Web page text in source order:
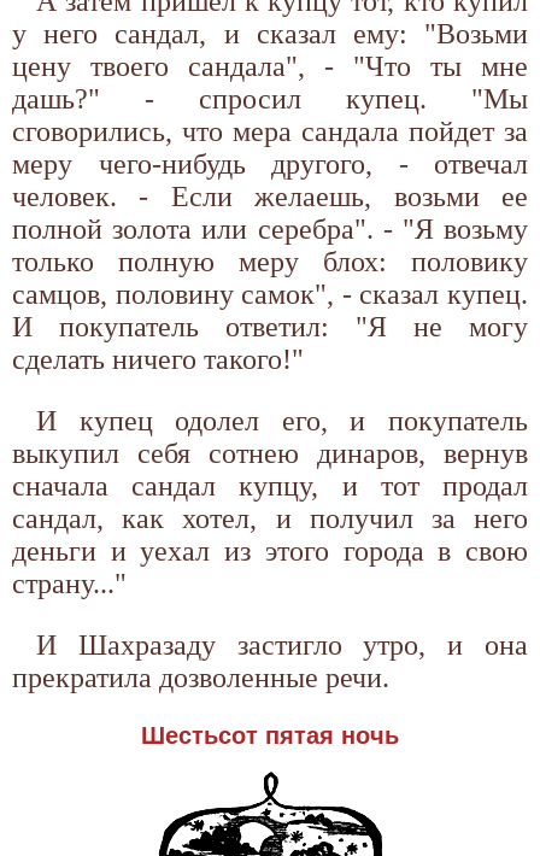
у него сандал, и сказал ему: "Возьми
цену твоего сандала", - "Что ты мне
дашь?" - спросил купец. "Мы
сговорились, что мера сандала пойдет за
меру чего-нибудь другого, - отвечал
человек. - Если желаешь, возьми ее
полной золота или серебра". - "Я возьму
только полную меру блох: половику
самцов, половину самок", - сказал купец.
И покупатель ответил: "Я не могу
сделать ничего такого!"
И купец одолел его, и покупатель
выкупил себя сотнею динаров, вернув
сначала сандал купцу, и тот продал
сандал, как хотел, и получил за него
деньги и уехал из этого города в свою
страну..."
И Шахразаду застигло утро, и она
прекратила дозволенные речи.
Шестьсот пятая ночь